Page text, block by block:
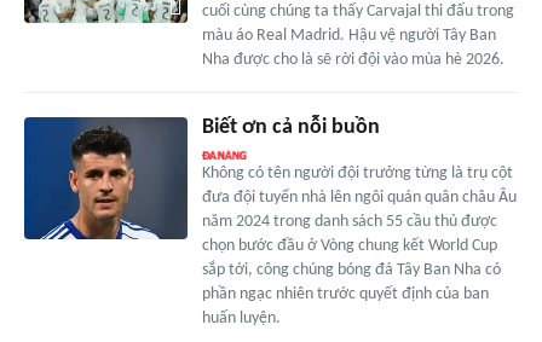
cuối cùng chúng ta thấy Carvajal thi đấu trong
màu áo Real Madrid. Hậu vệ người Tây Ban
Nha được cho là sẽ rời đội vào mùa hè 2026.
Biết ơn cả nỗi buồn
Không có tên người đội trưởng từng là trụ cột
đưa đội tuyển nhà lên ngôi quán quân châu Âu
năm 2024 trong danh sách 55 cầu thủ được
chọn bước đầu ở Vòng chung kết World Cup
sắp tới, công chúng bóng đá Tây Ban Nha có
phần ngạc nhiên trước quyết định của ban
huấn luyện.